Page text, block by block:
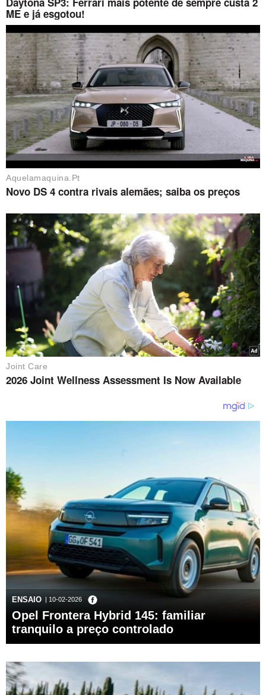
ENSAIO | 10-02-2026
Opel Frontera Hybrid 145: familiar
tranquilo a preço controlado